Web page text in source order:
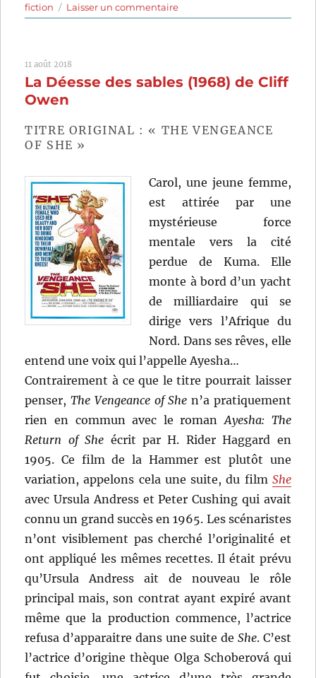
fiction
Laisser un commentairesur
Les
la
de
11 août 2018
La Déesse des sables (1968) de Cliff
Owen
TITRE ORIGINAL : « THE VENGEANCE
OF SHE »
Carol, une jeune femme,
est attirée par une
mystérieuse force
mentale vers la cité
perdue de Kuma. Elle
monte à bord d’un yacht
de milliardaire qui se
dirige vers l’Afrique du
Nord. Dans ses rêves, elle
entend une voix qui l’appelle Ayesha…
Contrairement à ce que le titre pourrait laisser
penser,The Vengeance of She n’a pratiquement
rien en commun avec le romanAyesha: The
Return of She écrit par H. Rider Haggard en
1905. Ce film de la Hammer est plutôt une
variation, appelons cela une suite, du film She
avec Ursula Andress et Peter Cushing qui avait
connu un grand succès en 1965. Les scénaristes
n’ont visiblement pas cherché l’originalité et
ont appliqué les mêmes recettes. Il était prévu
qu’Ursula Andress ait de nouveau le rôle
principal mais, son contrat ayant expiré avant
même que la production commence, l’actrice
refusa d’apparaitre dans une suite de She. C’est
l’actrice d’origine thèque Olga Schoberová qui